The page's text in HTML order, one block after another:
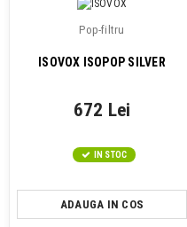
Pop-filtru
ISOVOX ISOPOP SILVER
672 Lei
IN STOC
ADAUGA IN COS